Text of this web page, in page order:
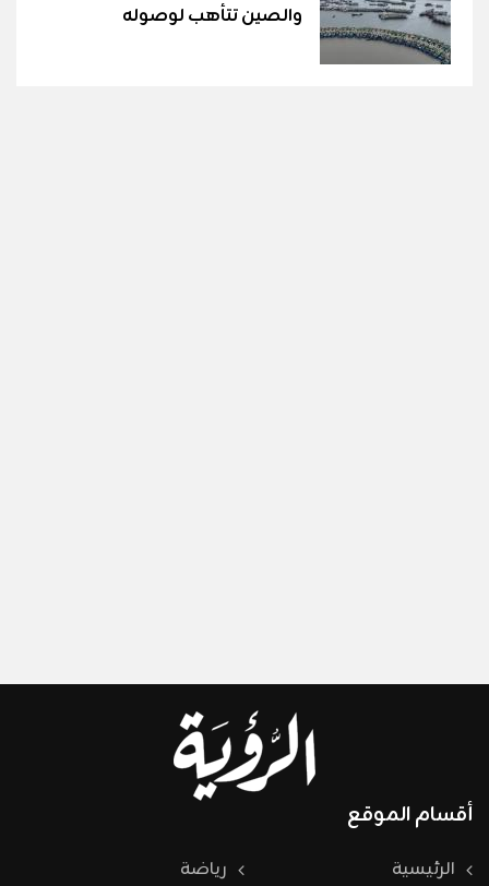
والصين تتأهب لوصوله
أقسام الموقع
الرئيسية
رياضة